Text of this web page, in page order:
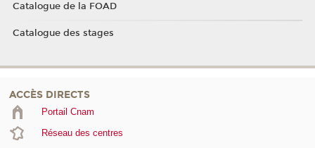
Catalogue de la FOAD
Catalogue des stages
ACCÈS DIRECTS
Portail Cnam
Réseau des centres